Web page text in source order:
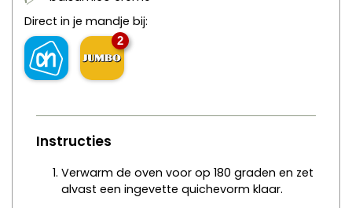
Direct in je mandje bij:
2
Instructies
Verwarm de oven voor op 180 graden en zet
alvast een ingevette quichevorm klaar.